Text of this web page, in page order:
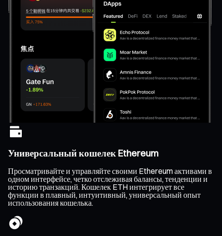
Универсальный кошелек Ethereum
Просматривайте и управляйте своими Ethereum активами в
одном интерфейсе, четко отслеживая балансы, тенденции и
историю транзакций. Кошелек ETH интегрирует все
функции в плавный, интуитивный, универсальный опыт
использования кошелька.